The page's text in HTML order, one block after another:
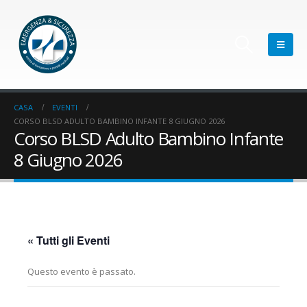
CASA
EVENTI
CORSO BLSD ADULTO BAMBINO INFANTE 8 GIUGNO 2026
Corso BLSD Adulto Bambino Infante
8 Giugno 2026
« Tutti gli Eventi
Questo evento è passato.